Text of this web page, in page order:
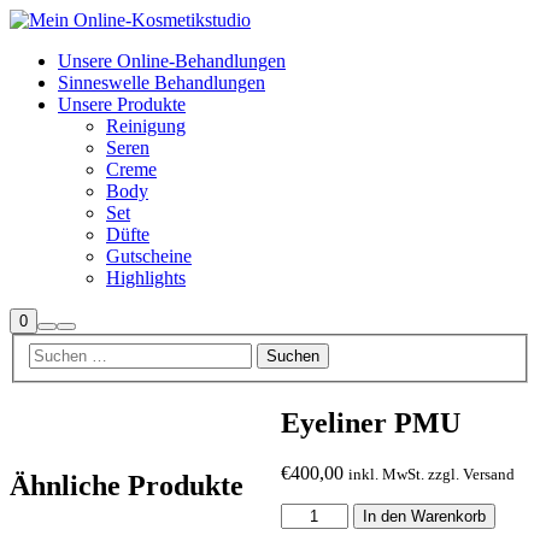
Unsere Online-Behandlungen
Sinneswelle Behandlungen
Unsere Produkte
Reinigung
Seren
Creme
Body
Set
Düfte
Gutscheine
Highlights
0Seitenleiste
ShopSuchen
Hauptmenü
Eyeliner PMU
€400,00 inkl. MwSt. zzgl. Versand
Eyeliner
PMU
In den Warenkorb
Ähnliche Produkte